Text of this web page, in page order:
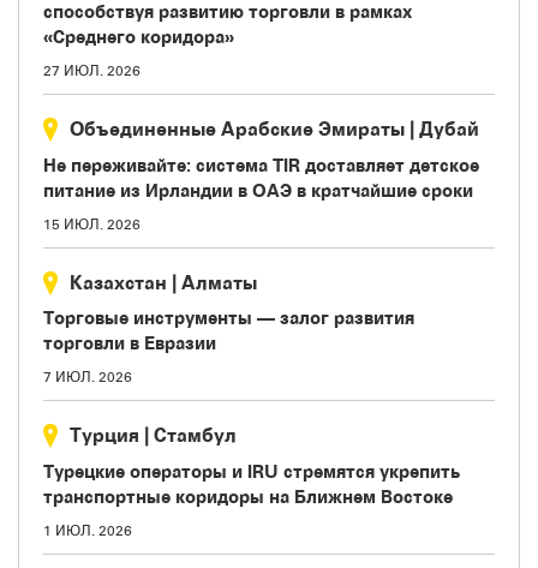
способствуя развитию торговли в рамках
«Среднего коридора»
27 ИЮЛ. 2026
Объединенные Арабские Эмираты | Дубай
Не переживайте: система TIR доставляет детское
питание из Ирландии в ОАЭ в кратчайшие сроки
15 ИЮЛ. 2026
Казахстан | Aлматы
Торговые инструменты — залог развития
торговли в Евразии
7 ИЮЛ. 2026
Турция | Стамбул
Турецкие операторы и IRU стремятся укрепить
транспортные коридоры на Ближнем Востоке
1 ИЮЛ. 2026